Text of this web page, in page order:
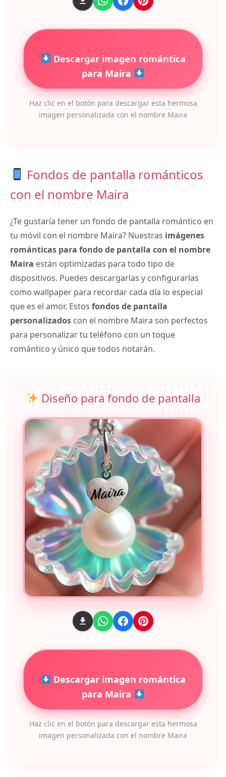
Descargar imagen romántica
para Maira
Haz clic en el botón para descargar esta hermosa
imagen personalizada con el nombre Maira
Fondos de pantalla románticos
con el nombre Maira
¿Te gustaría tener un fondo de pantalla romántico en
tu móvil con el nombre Maira? Nuestras imágenes
románticas para fondo de pantalla con el nombre
Maira están optimizadas para todo tipo de
dispositivos. Puedes descargarlas y configurarlas
como wallpaper para recordar cada día lo especial
que es el amor. Estos fondos de pantalla
personalizados con el nombre Maira son perfectos
para personalizar tu teléfono con un toque
romántico y único que todos notarán.
Diseño para fondo de pantalla
Descargar imagen romántica
para Maira
Haz clic en el botón para descargar esta hermosa
imagen personalizada con el nombre Maira